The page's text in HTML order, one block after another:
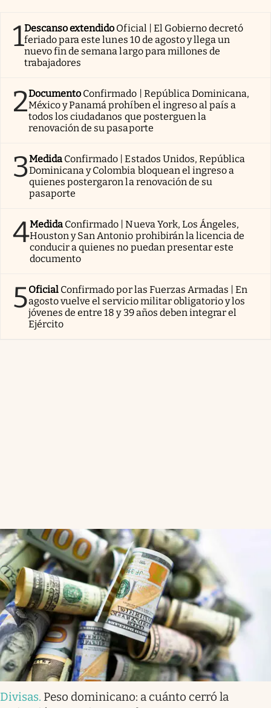
1Descanso extendido Oficial | El Gobierno decretó
feriado para este lunes 10 de agosto y llega un
nuevo fin de semana largo para millones de
trabajadores
2Documento Confirmado | República Dominicana,
México y Panamá prohíben el ingreso al país a
todos los ciudadanos que posterguen la
renovación de su pasaporte
3Medida Confirmado | Estados Unidos, República
Dominicana y Colombia bloquean el ingreso a
quienes postergaron la renovación de su
pasaporte
4Medida Confirmado | Nueva York, Los Ángeles,
Houston y San Antonio prohibirán la licencia de
conducir a quienes no puedan presentar este
documento
5Oficial Confirmado por las Fuerzas Armadas | En
agosto vuelve el servicio militar obligatorio y los
jóvenes de entre 18 y 39 años deben integrar el
Ejército
Divisas. Peso dominicano: a cuánto cerró la